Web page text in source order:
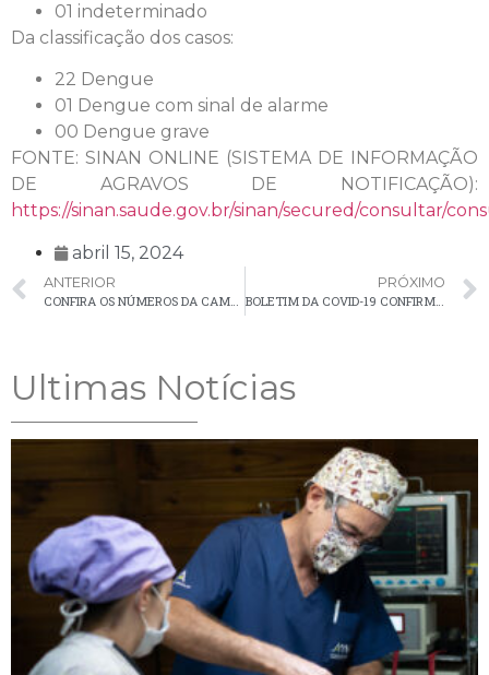
01 indeterminado
Da classificação dos casos:
22 Dengue
01 Dengue com sinal de alarme
00 Dengue grave
FONTE: SINAN ONLINE (SISTEMA DE INFORMAÇÃO
DE AGRAVOS DE NOTIFICAÇÃO):
https://sinan.saude.gov.br/sinan/secured/consultar/
abril 15, 2024
ANTERIOR
PRÓXIMO
BOLETIM DA COVID-19 CONFIRMOU UM CASO EM PALMEIRA NA ÚLTIMA SEMANA
Ultimas Notícias